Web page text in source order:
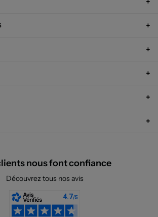
nous font confiance
Découvrez tous nos avis